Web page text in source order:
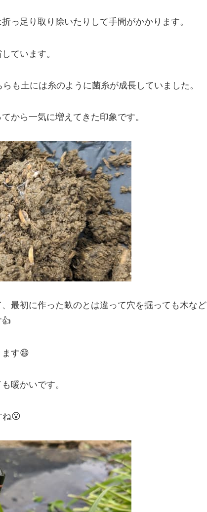
っ足り取り除いたりして手間がかかります。
ています。
も土には糸のように菌糸が成長していました。
から一気に増えてきた印象です。
最初に作った畝のとは違って穴を掘っても木など
す😄
暖かいです。
ね😮